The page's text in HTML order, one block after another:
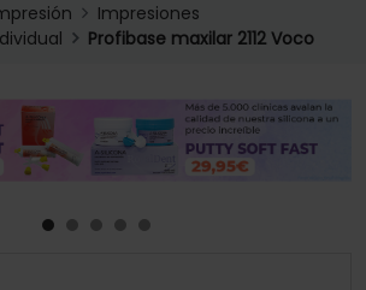
Impresiones
Profibase maxilar 2112 Voco